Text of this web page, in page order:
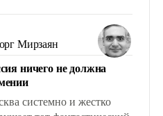
ситуация
многолетний период
США, например,
Китаем.
Мирзаян
ничего не должна
системно и жестко